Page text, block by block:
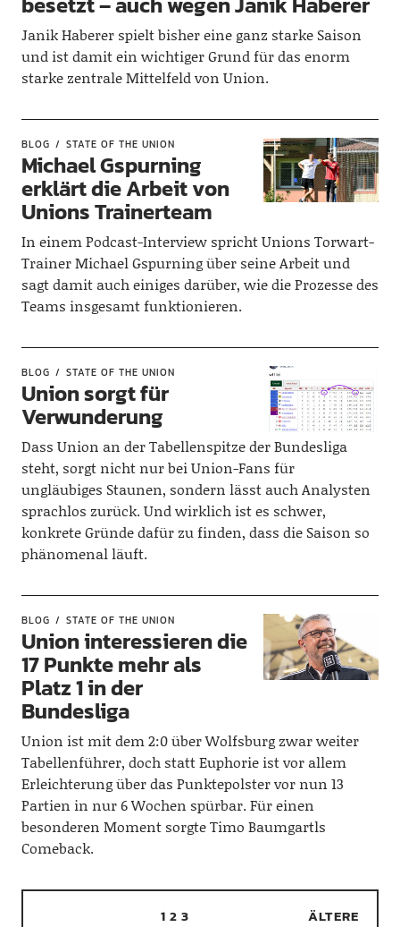
Janik Haberer spielt bisher eine ganz starke Saison
und ist damit ein wichtiger Grund für das enorm
starke zentrale Mittelfeld von Union.
BLOG STATE OF THE UNION
Michael Gspurning
erklärt die Arbeit von
Unions Trainerteam
In einem Podcast-Interview spricht Unions Torwart-
Trainer Michael Gspurning über seine Arbeit und
sagt damit auch einiges darüber, wie die Prozesse des
Teams insgesamt funktionieren.
BLOG STATE OF THE UNION
Union sorgt für
Verwunderung
Dass Union an der Tabellenspitze der Bundesliga
steht, sorgt nicht nur bei Union-Fans für
ungläubiges Staunen, sondern lässt auch Analysten
sprachlos zurück. Und wirklich ist es schwer,
konkrete Gründe dafür zu finden, dass die Saison so
phänomenal läuft.
BLOG STATE OF THE UNION
Union interessieren die
17 Punkte mehr als
Platz 1 in der
Bundesliga
Union ist mit dem 2:0 über Wolfsburg zwar weiter
Tabellenführer, doch statt Euphorie ist vor allem
Erleichterung über das Punktepolster vor nun 13
Partien in nur 6 Wochen spürbar. Für einen
besonderen Moment sorgte Timo Baumgartls
Comeback.
1 2 3 ÄLTERE